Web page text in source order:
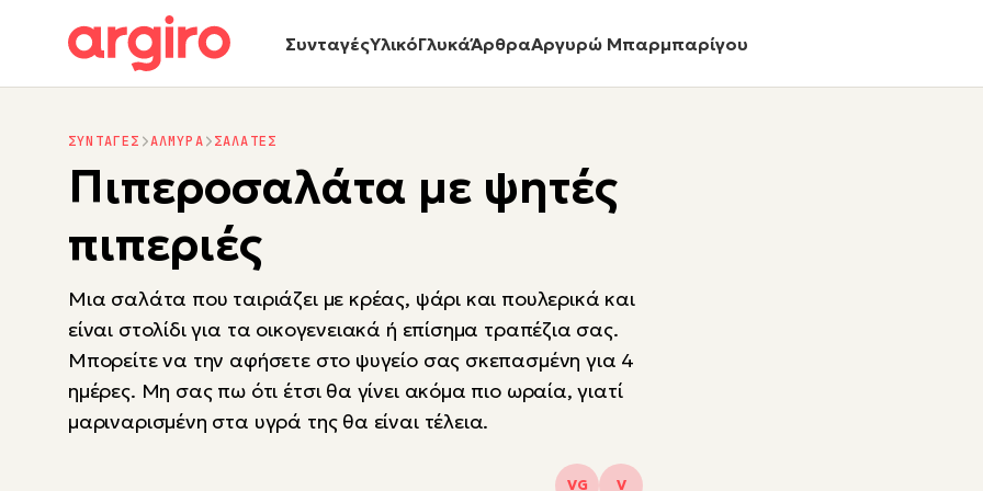
ΣυνταγέςΥλικόΓλυκάΆρθραΑργυρώ Μπαρμπαρίγου
ΣΥΝΤΑΓΕΣ ΑΛΜΥΡΑ ΣΑΛΑΤΕΣ
Πιπεροσαλάτα με ψητές
πιπεριές
Μια σαλάτα που ταιριάζει με κρέας, ψάρι και πουλερικά και
είναι στολίδι για τα οικογενειακά ή επίσημα τραπέζια σας.
Μπορείτε να την αφήσετε στο ψυγείο σας σκεπασμένη για 4
ημέρες. Μη σας πω ότι έτσι θα γίνει ακόμα πιο ωραία, γιατί
μαριναρισμένη στα υγρά της θα είναι τέλεια.
VG V